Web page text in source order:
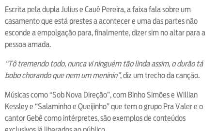
Escrita pela dupla Julius e Cauê Pereira, a faixa fala sobre um
casamento que está prestes a acontecer e uma das partes não
esconde a empolgação para, finalmente, dizer sim no altar para a
pessoa amada.
“Tô tremendo todo, nunca vi ninguém tão linda assim, o durão tá
bobo chorando que nem um meninin”, diz um trecho da canção.
Músicas como “Sob Nova Direção”, com Binho Simões e Willian
Kessley e “Salaminho e Queijinho” que tem o grupo Pra Valer e o
cantor Gebê como intérpretes, são exemplos de conteúdos